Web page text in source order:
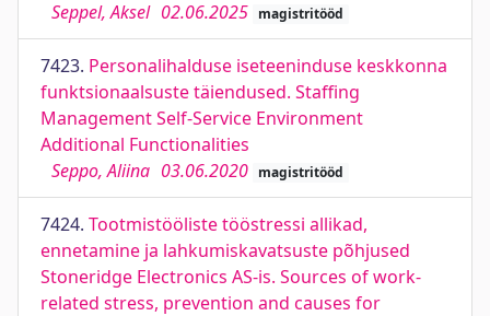
Seppel, Aksel 02.06.2025 magistritööd
7423. Personalihalduse iseteeninduse keskkonna
funktsionaalsuste täiendused. Staffing
Management Self-Service Environment
Additional Functionalities
Seppo, Aliina 03.06.2020 magistritööd
7424. Tootmistööliste tööstressi allikad,
ennetamine ja lahkumiskavatsuste põhjused
Stoneridge Electronics AS-is. Sources of work-
related stress, prevention and causes for